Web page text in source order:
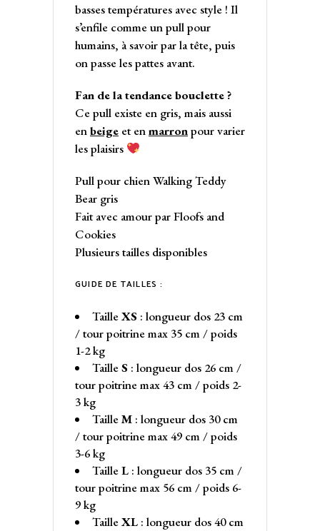
basses températures avec style ! Il
s’enfile comme un pull pour
humains, à savoir par la tête, puis
on passe les pattes avant.
Fan de la tendance bouclette ?
Ce pull existe en gris, mais aussi
enbeige et enmarronpour varier
les plaisirs
Pull pour chien Walking Teddy
Bear gris
Fait avec amour par Floofs and
Cookies
Plusieurs tailles disponibles
GUIDE DE TAILLES :
TailleXS : longueur dos 23 cm
/ tour poitrine max 35 cm / poids
1-2 kg
TailleS : longueur dos 26 cm /
tour poitrine max 43 cm / poids 2-
3 kg
TailleM : longueur dos 30 cm
/ tour poitrine max 49 cm / poids
3-6 kg
TailleL : longueur dos 35 cm /
tour poitrine max 56 cm / poids 6-
9 kg
TailleXL : longueur dos 40 cm